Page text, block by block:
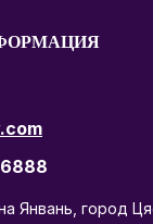
Янвань, город